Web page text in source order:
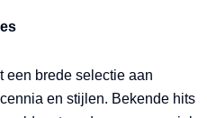
een brede selectie aan
en stijlen. Bekende hits